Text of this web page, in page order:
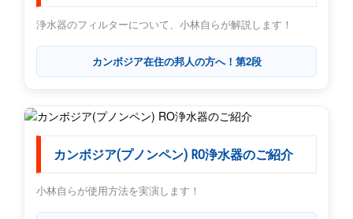
浄水器のフィルターについて、小林自らが解説します！
カンボジア在住の邦人の方へ！第2段
カンボジア(プノンペン) RO浄水器のご紹介
小林自らが使用方法を実演します！